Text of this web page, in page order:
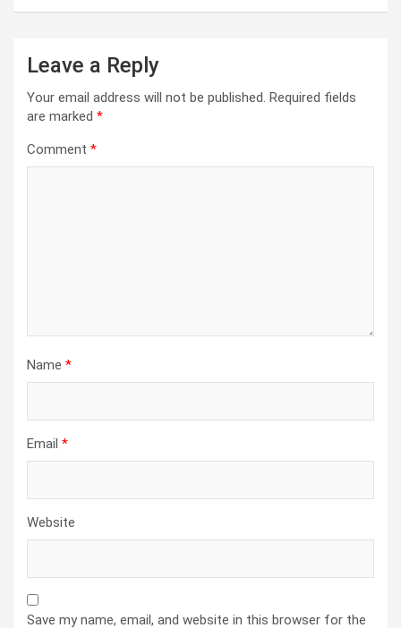
Leave a Reply
Your email address will not be published. Required fields
are marked *
Comment *
Name *
Email *
Website
Save my name, email, and website in this browser for the